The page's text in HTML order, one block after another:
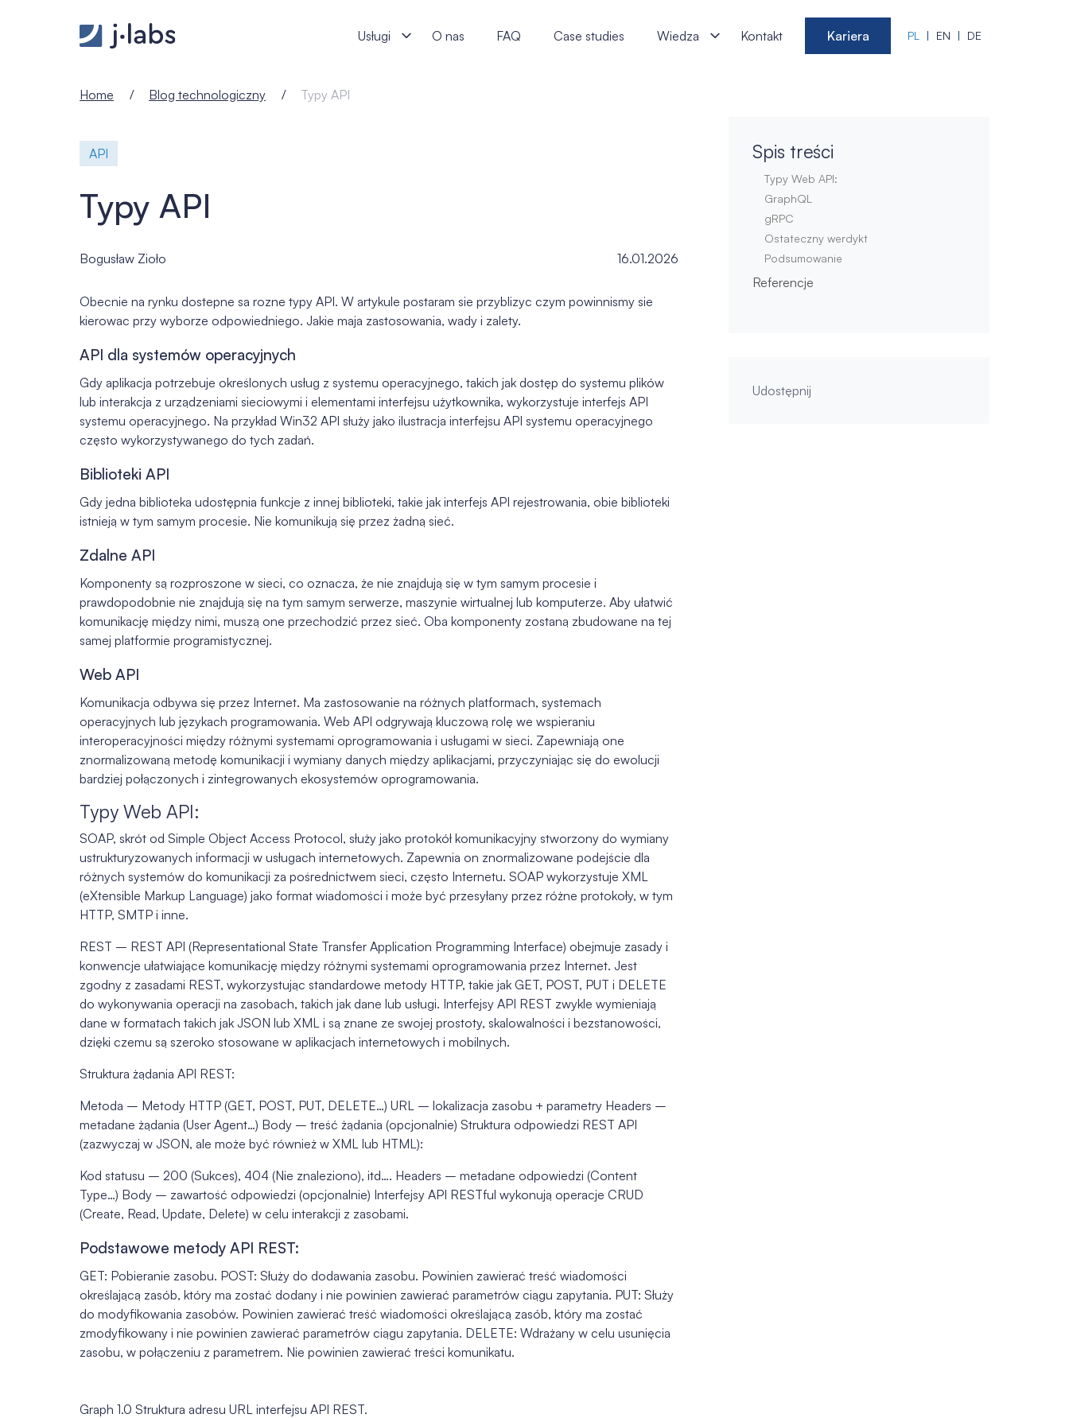
Usługi
O nas FAQ Case studies Wiedza Kontakt Kariera PL EN DE
Home Blog technologiczny Typy API
API
Typy API
Bogusław Zioło 16.01.2026
Obecnie na rynku dostepne sa rozne typy API. W artykule postaram sie przyblizyc czym powinnismy sie
kierowac przy wyborze odpowiedniego. Jakie maja zastosowania, wady i zalety.
API dla systemów operacyjnych
Gdy aplikacja potrzebuje określonych usług z systemu operacyjnego, takich jak dostęp do systemu plików
lub interakcja z urządzeniami sieciowymi i elementami interfejsu użytkownika, wykorzystuje interfejs API
systemu operacyjnego. Na przykład Win32 API służy jako ilustracja interfejsu API systemu operacyjnego
często wykorzystywanego do tych zadań.
Biblioteki API
Gdy jedna biblioteka udostępnia funkcje z innej biblioteki, takie jak interfejs API rejestrowania, obie biblioteki
istnieją w tym samym procesie. Nie komunikują się przez żadną sieć.
Zdalne API
Komponenty są rozproszone w sieci, co oznacza, że nie znajdują się w tym samym procesie i
prawdopodobnie nie znajdują się na tym samym serwerze, maszynie wirtualnej lub komputerze. Aby ułatwić
komunikację między nimi, muszą one przechodzić przez sieć. Oba komponenty zostaną zbudowane na tej
samej platformie programistycznej.
Web API
Komunikacja odbywa się przez Internet. Ma zastosowanie na różnych platformach, systemach
operacyjnych lub językach programowania. Web API odgrywają kluczową rolę we wspieraniu
interoperacyjności między różnymi systemami oprogramowania i usługami w sieci. Zapewniają one
znormalizowaną metodę komunikacji i wymiany danych między aplikacjami, przyczyniając się do ewolucji
bardziej połączonych i zintegrowanych ekosystemów oprogramowania.
Typy Web API:
SOAP, skrót od Simple Object Access Protocol, służy jako protokół komunikacyjny stworzony do wymiany
ustrukturyzowanych informacji w usługach internetowych. Zapewnia on znormalizowane podejście dla
różnych systemów do komunikacji za pośrednictwem sieci, często Internetu. SOAP wykorzystuje XML
(eXtensible Markup Language) jako format wiadomości i może być przesyłany przez różne protokoły, w tym
HTTP, SMTP i inne.
REST – REST API (Representational State Transfer Application Programming Interface) obejmuje zasady i
konwencje ułatwiające komunikację między różnymi systemami oprogramowania przez Internet. Jest
zgodny z zasadami REST, wykorzystując standardowe metody HTTP, takie jak GET, POST, PUT i DELETE
do wykonywania operacji na zasobach, takich jak dane lub usługi. Interfejsy API REST zwykle wymieniają
dane w formatach takich jak JSON lub XML i są znane ze swojej prostoty, skalowalności i bezstanowości,
dzięki czemu są szeroko stosowane w aplikacjach internetowych i mobilnych.
Struktura żądania API REST:
Metoda – Metody HTTP (GET, POST, PUT, DELETE…) URL – lokalizacja zasobu + parametry Headers –
metadane żądania (User Agent…) Body – treść żądania (opcjonalnie) Struktura odpowiedzi REST API
(zazwyczaj w JSON, ale może być również w XML lub HTML):
Kod statusu – 200 (Sukces), 404 (Nie znaleziono), itd…. Headers – metadane odpowiedzi (Content
Type…) Body – zawartość odpowiedzi (opcjonalnie) Interfejsy API RESTful wykonują operacje CRUD
(Create, Read, Update, Delete) w celu interakcji z zasobami.
Podstawowe metody API REST:
GET: Pobieranie zasobu. POST: Służy do dodawania zasobu. Powinien zawierać treść wiadomości
określającą zasób, który ma zostać dodany i nie powinien zawierać parametrów ciągu zapytania. PUT: Służy
do modyfikowania zasobów. Powinien zawierać treść wiadomości określającą zasób, który ma zostać
zmodyfikowany i nie powinien zawierać parametrów ciągu zapytania. DELETE: Wdrażany w celu usunięcia
zasobu, w połączeniu z parametrem. Nie powinien zawierać treści komunikatu.
Graph 1.0 Struktura adresu URL interfejsu API REST.
Spis treści
Typy Web API:
GraphQL
gRPC
Ostateczny werdykt
Podsumowanie
Referencje
Udostępnij